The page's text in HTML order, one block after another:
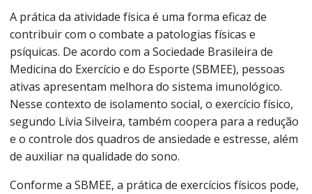
A prática da atividade física é uma forma eficaz de
contribuir com o combate a patologias físicas e
psíquicas. De acordo com a Sociedade Brasileira de
Medicina do Exercício e do Esporte (SBMEE), pessoas
ativas apresentam melhora do sistema imunológico.
Nesse contexto de isolamento social, o exercício físico,
segundo Lívia Silveira, também coopera para a redução
e o controle dos quadros de ansiedade e estresse, além
de auxiliar na qualidade do sono.
Conforme a SBMEE, a prática de exercícios físicos pode,